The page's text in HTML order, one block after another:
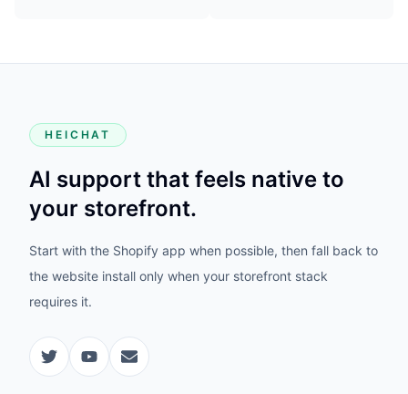
HEICHAT
AI support that feels native to
your storefront.
Start with the Shopify app when possible, then fall back to
the website install only when your storefront stack
requires it.